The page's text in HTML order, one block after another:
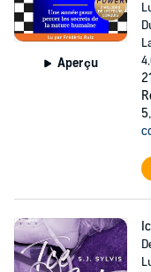
Aperçu